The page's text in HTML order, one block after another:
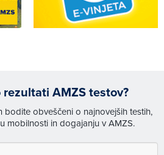
AMZS testov?
bodite obveščeni o najnovejših testih,
mobilnosti in dogajanju v AMZS.